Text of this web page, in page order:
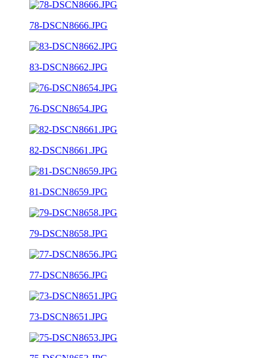
78-DSCN8666.JPG
83-DSCN8662.JPG
76-DSCN8654.JPG
82-DSCN8661.JPG
81-DSCN8659.JPG
79-DSCN8658.JPG
77-DSCN8656.JPG
73-DSCN8651.JPG